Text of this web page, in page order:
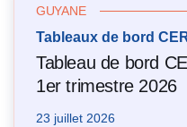
GUYANE
Tableaux de bord
Tableau de bord
1er trimestre 2026
23 juillet 2026